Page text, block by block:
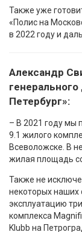
Также уже
«Полис на
в 2022 году и
Александр
Петербург»:
– В 2021 году мы
9.1 жилого
Всеволожске. В
жилая площадь
Также не
некоторых наших
эксплуатацию
комплекса
Klubb на